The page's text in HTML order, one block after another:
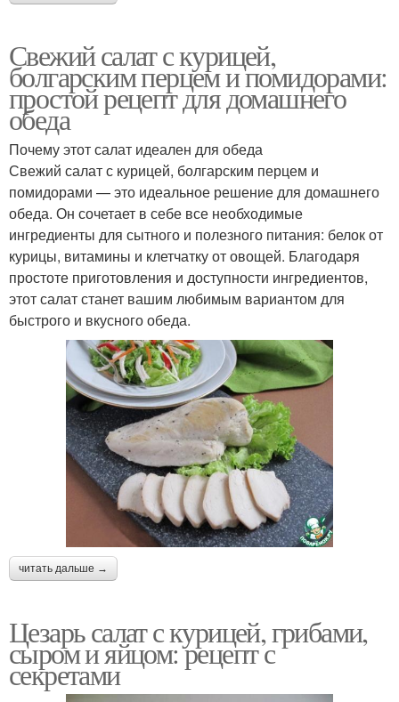
Свежий салат с курицей,
болгарским перцем и помидорами:
простой рецепт для домашнего
обеда
Почему этот салат идеален для обеда
Свежий салат с курицей, болгарским перцем и
помидорами — это идеальное решение для домашнего
обеда. Он сочетает в себе все необходимые
ингредиенты для сытного и полезного питания: белок от
курицы, витамины и клетчатку от овощей. Благодаря
простоте приготовления и доступности ингредиентов,
этот салат станет вашим любимым вариантом для
быстрого и вкусного обеда.
читать дальше →
Цезарь салат с курицей, грибами,
сыром и яйцом: рецепт с
секретами